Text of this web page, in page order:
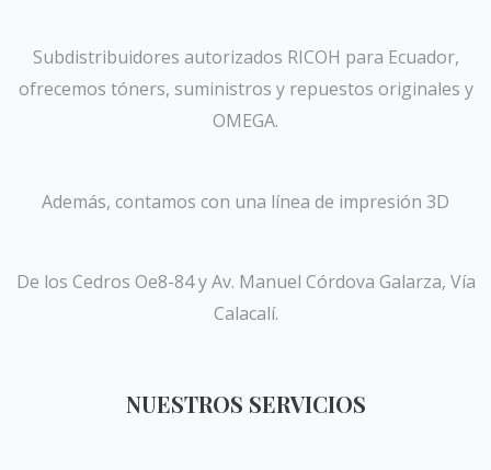
Subdistribuidores autorizados RICOH para Ecuador,
ofrecemos tóners, suministros y repuestos originales y
OMEGA.
Además, contamos con una línea de impresión 3D
De los Cedros Oe8-84 y Av. Manuel Córdova Galarza, Vía
Calacalí.
NUESTROS SERVICIOS